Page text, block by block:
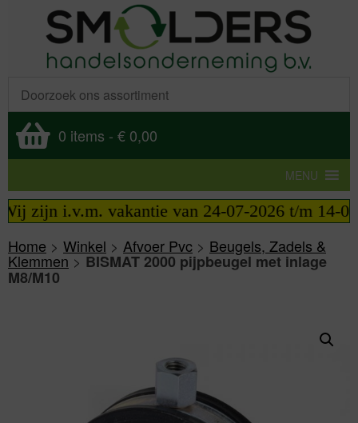
0 items - € 0,00
MENU
i.v.m. vakantie van 24-07-2026 t/m 14-08-
Home > Winkel > Afvoer Pvc > Beugels, Zadels &
Klemmen>BISMAT 2000 pijpbeugel met inlage
M8/M10